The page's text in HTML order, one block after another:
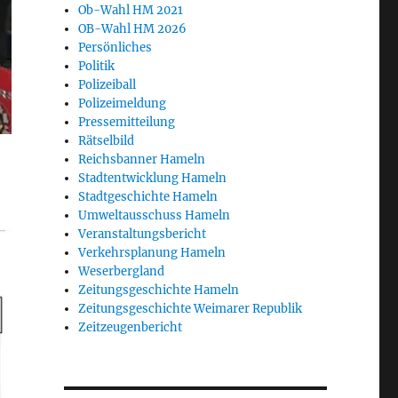
Ob-Wahl HM 2021
OB-Wahl HM 2026
Persönliches
Politik
Polizeiball
Polizeimeldung
Pressemitteilung
Rätselbild
Reichsbanner Hameln
Stadtentwicklung Hameln
Stadtgeschichte Hameln
Umweltausschuss Hameln
Veranstaltungsbericht
Verkehrsplanung Hameln
Weserbergland
Zeitungsgeschichte Hameln
Zeitungsgeschichte Weimarer Republik
Zeitzeugenbericht